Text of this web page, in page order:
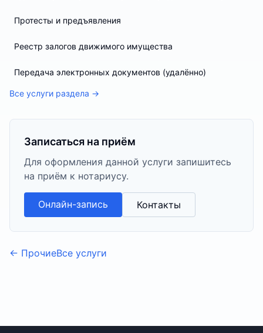
Протесты и предъявления
Реестр залогов движимого имущества
Передача электронных документов (удалённо)
Все услуги раздела →
Записаться на приём
Для оформления данной услуги запишитесь
на приём к нотариусу.
Онлайн-запись Контакты
← ПрочиеВсе услуги